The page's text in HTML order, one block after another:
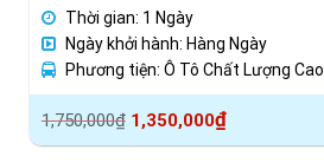
Thời gian: 1 Ngày
Ngày khởi hành: Hàng Ngày
Phương tiện: Ô Tô Chất Lượng Cao
1,750,000₫
Giá
gốc
1,350,000₫
Giá
hiện